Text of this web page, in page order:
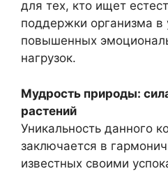
для тех, кто ищет
поддержки организма в
повышенных
нагрузок.
Мудрость природы:
растений
Уникальность данного
заключается в
известных своими